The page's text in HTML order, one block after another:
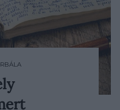
műfaj,
őriz, amelyeket